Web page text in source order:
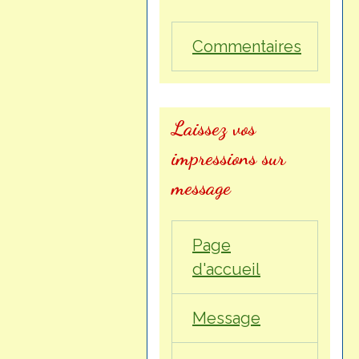
Commentaires
Laissez vos
impressions sur
message
Page
d'accueil
Message